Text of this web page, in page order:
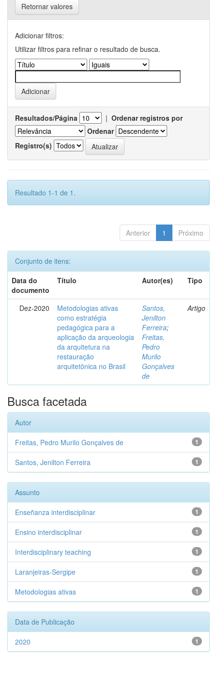
Retornar valores
Adicionar filtros:
Utilizar filtros para refinar o resultado de busca.
Resultados/Página | Ordenar registros por
Ordenar
Registro(s)
Resultado 1-1 de 1.
Anterior 1 Próximo
Conjunto de itens:
Data do
documento
Título Autor(es) Tipo
Dez-2020
Metodologias ativas
como estratégia
pedagógica para a
aplicação da arqueologia
da arquitetura na
restauração
arquitetônica no Brasil
Santos,
Jenilton
Ferreira;
Freitas,
Pedro
Murilo
Gonçalves
de
Artigo
Busca facetada
Autor
1
Freitas, Pedro Murilo Gonçalves de
1
Santos, Jenilton Ferreira
Assunto
1
Enseñanza interdisciplinar
1
Ensino interdisciplinar
1
Interdisciplinary teaching
1
Laranjeiras-Sergipe
1
Metodologias ativas
Data de Publicação
1
2020